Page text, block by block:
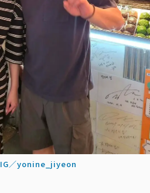
IG／yonine_jiyeon